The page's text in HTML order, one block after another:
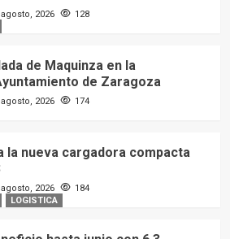
agosto, 2026
128
de Maquinza en la
de Zaragoza
agosto, 2026
174
la nueva cargadora compacta
agosto, 2026
184
LOGISTICA